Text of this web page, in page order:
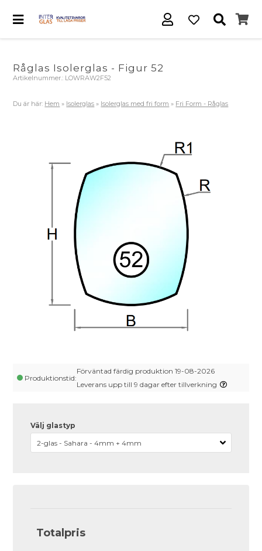
Råglas Isolerglas - Figur 52
Artikelnummer.: LOWRAW2F52
Du är här: Hem » Isolerglas » Isolerglas med fri form » Fri Form - Råglas
Produktionstid:
Förväntad färdig produktion 19-08-2026
Leverans upp till 9 dagar efter tillverkning
Välj glastyp
Totalpris